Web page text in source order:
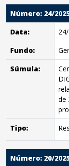
Número: 24/
Data:
Fundo:
Súmula:
de
Tipo:
Número: 20/